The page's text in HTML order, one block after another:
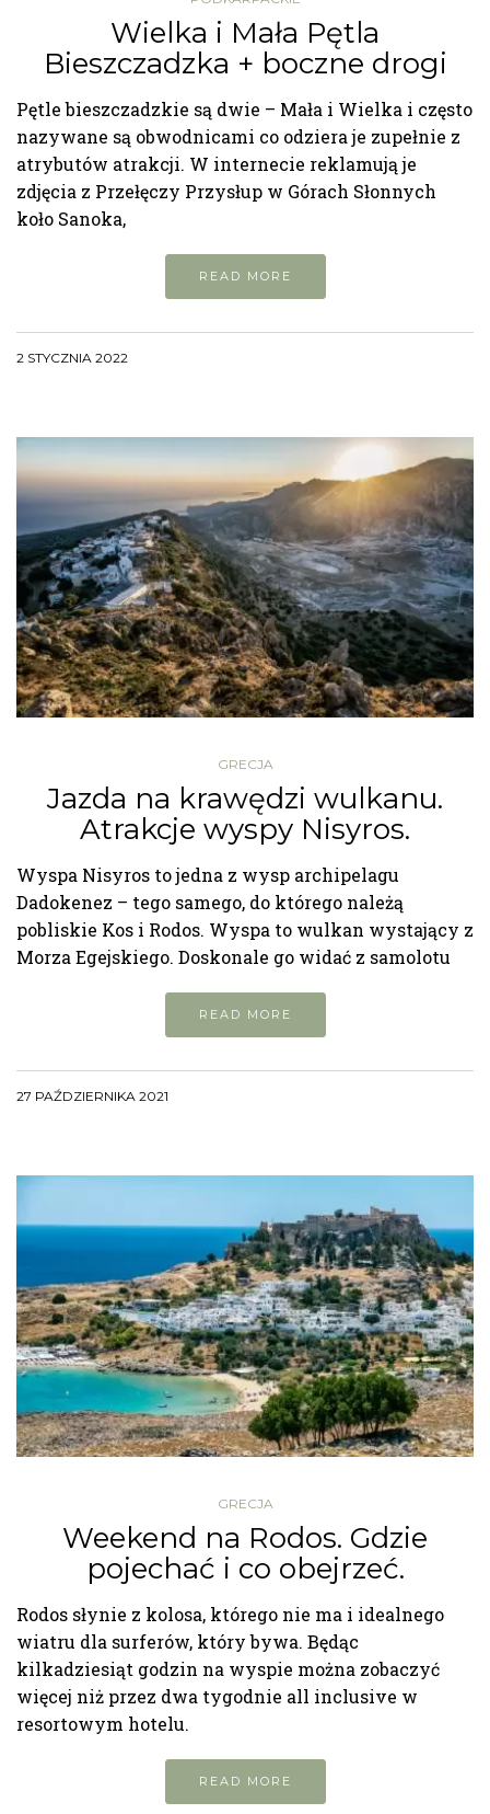
Wielka i Mała Pętla
Bieszczadzka + boczne drogi
Pętle bieszczadzkie są dwie – Mała i Wielka i często
nazywane są obwodnicami co odziera je zupełnie z
atrybutów atrakcji. W internecie reklamują je
zdjęcia z Przełęczy Przysłup w Górach Słonnych
koło Sanoka,
READ MORE
2 STYCZNIA 2022
GRECJA
Jazda na krawędzi wulkanu.
Atrakcje wyspy Nisyros.
Wyspa Nisyros to jedna z wysp archipelagu
Dadokenez – tego samego, do którego należą
pobliskie Kos i Rodos. Wyspa to wulkan wystający z
Morza Egejskiego. Doskonale go widać z samolotu
READ MORE
27 PAŹDZIERNIKA 2021
GRECJA
Weekend na Rodos. Gdzie
pojechać i co obejrzeć.
Rodos słynie z kolosa, którego nie ma i idealnego
wiatru dla surferów, który bywa. Będąc
kilkadziesiąt godzin na wyspie można zobaczyć
więcej niż przez dwa tygodnie all inclusive w
resortowym hotelu.
READ MORE